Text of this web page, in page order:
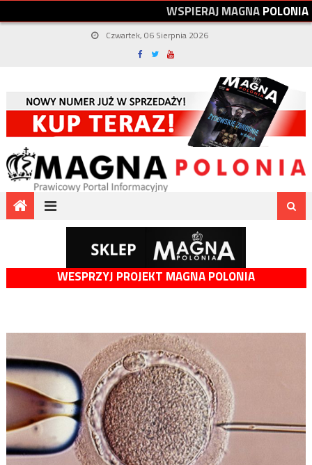
WSPIERAJMAGNAPOLONIA
Czwartek, 06 Sierpnia 2026
WESPRZYJ PROJEKT MAGNA POLONIA